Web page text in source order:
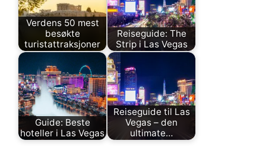
Verdens 50 mest
besøkte
turistattraksjoner
Reiseguide: The
Strip i Las Vegas
Guide: Beste
hoteller i Las Vegas
Reiseguide til Las
Vegas – den
ultimate…